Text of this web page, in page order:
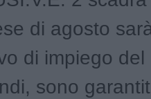
di agosto
di impiego
sono